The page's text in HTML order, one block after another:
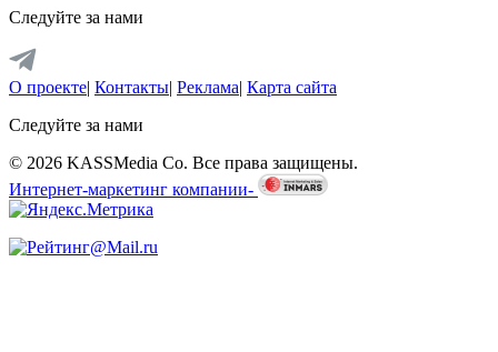
Следуйте за нами
О проекте| Контакты| Реклама| Карта сайта
Следуйте за нами
© 2026 KASSMedia Co. Все права защищены.
Интернет-маркетинг компании-